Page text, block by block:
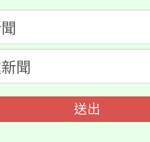
迎學生輔導中心
諮商輔導、社會
生報名參加。
校園短影音徵選
簡章及活動海報
名參加。
115學年度學生
市補助參觀特色
動實施計畫」
度「教育部表揚
推展貢獻獎」
送出